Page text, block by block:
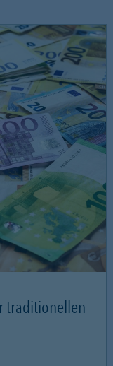
traditionellen